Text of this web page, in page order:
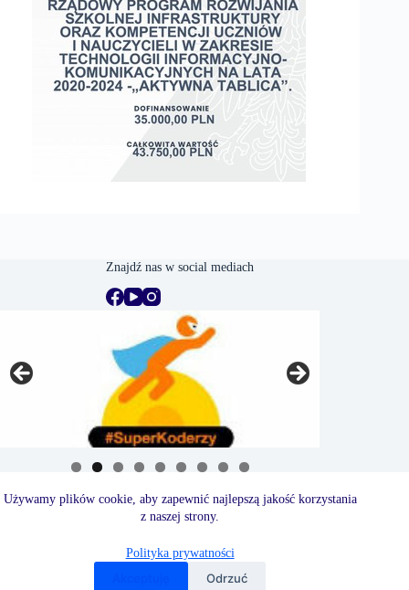
Używamy plików cookie, aby zapewnić najlepszą jakość korzystania
z naszej strony.
Polityka prywatności
Odrzuć
Znajdź nas w social mediach